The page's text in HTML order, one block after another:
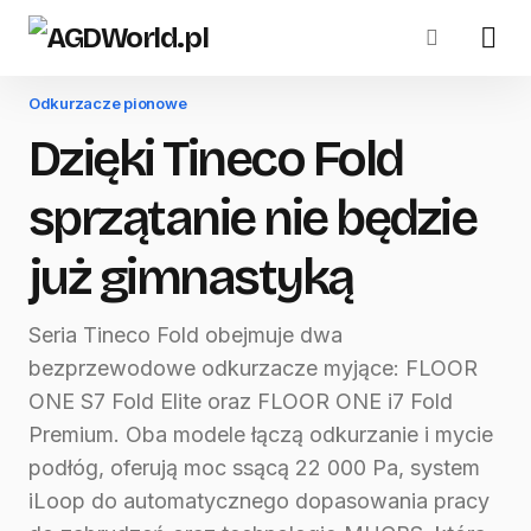
Odkurzacze pionowe
Dzięki Tineco Fold
sprzątanie nie będzie
już gimnastyką
Seria Tineco Fold obejmuje dwa
bezprzewodowe odkurzacze myjące: FLOOR
ONE S7 Fold Elite oraz FLOOR ONE i7 Fold
Premium. Oba modele łączą odkurzanie i mycie
podłóg, oferują moc ssącą 22 000 Pa, system
iLoop do automatycznego dopasowania pracy